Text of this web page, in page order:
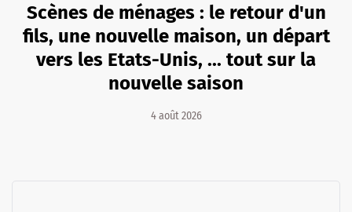
Scènes de ménages : le retour d'un
fils, une nouvelle maison, un départ
vers les Etats-Unis, ... tout sur la
nouvelle saison
4 août 2026